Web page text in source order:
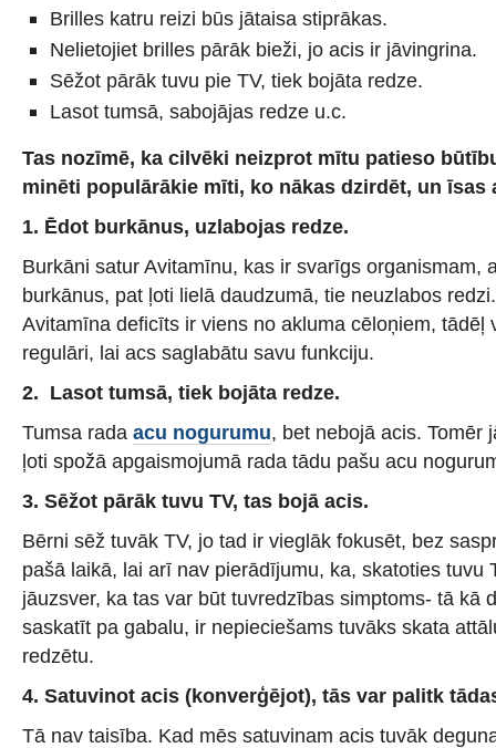
Brilles katru reizi būs jātaisa stiprākas.
Nelietojiet brilles pārāk bieži, jo acis ir jāvingrina.
Sēžot pārāk tuvu pie TV, tiek bojāta redze.
Lasot tumsā, sabojājas redze u.c.
Tas nozīmē, ka cilvēki neizprot mītu patieso
minēti populārākie mīti, ko nākas dzirdēt, un īsas
1. Ēdot burkānus, uzlabojas redze.
Burkāni satur Avitamīnu, kas ir svarīgs organismam,
burkānus, pat ļoti lielā daudzumā, tie neuzlabos
Avitamīna deficīts ir viens no akluma cēloņiem, tādēļ
regulāri, lai acs saglabātu savu funkciju.
2. Lasot tumsā, tiek bojāta redze.
Tumsa rada acu nogurumu, bet nebojā acis. Tomēr
ļoti spožā apgaismojumā rada tādu pašu acu
3. Sēžot pārāk tuvu TV, tas bojā acis.
Bērni sēž tuvāk TV, jo tad ir vieglāk fokusēt, bez
pašā laikā, lai arī nav pierādījumu, ka, skatoties tuvu
jāuzsver, ka tas var būt tuvredzības simptoms- tā kā
saskatīt pa gabalu, ir nepieciešams tuvāks skata
redzētu.
4. Satuvinot acis (konverģējot), tās var palitk
Tā nav taisība. Kad mēs satuvinam acis tuvāk